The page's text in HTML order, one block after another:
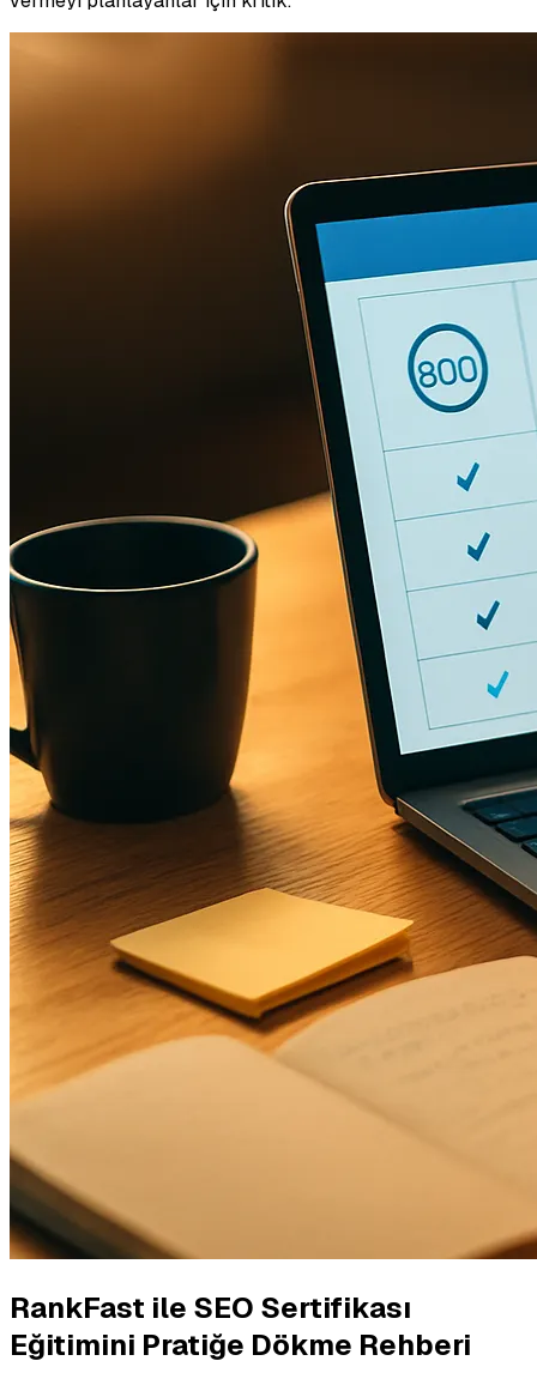
RankFast ile SEO Sertifikası
Eğitimini Pratiğe Dökme Rehberi